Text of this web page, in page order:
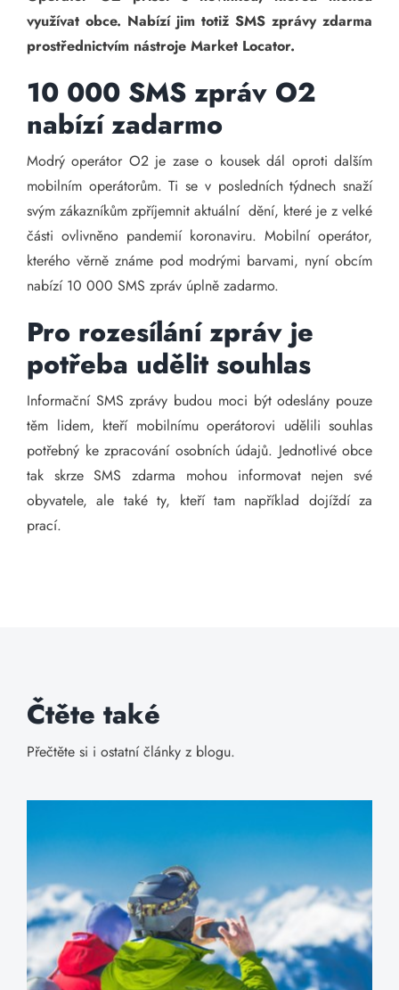
využívat obce. Nabízí jim totiž SMS zprávy zdarma
prostřednictvím nástroje Market Locator.
10 000 SMS zpráv O2
nabízí zadarmo
Modrý operátor O2 je zase o kousek dál oproti dalším
mobilním operátorům. Ti se v posledních týdnech snaží
svým zákazníkům zpříjemnit aktuální dění, které je z velké
části ovlivněno pandemií koronaviru. Mobilní operátor,
kterého věrně známe pod modrými barvami, nyní obcím
nabízí 10 000 SMS zpráv úplně zadarmo.
Pro rozesílání zpráv je
potřeba udělit souhlas
Informační SMS zprávy budou moci být odeslány pouze
těm lidem, kteří mobilnímu operátorovi udělili souhlas
potřebný ke zpracování osobních údajů. Jednotlivé obce
tak skrze SMS zdarma mohou informovat nejen své
obyvatele, ale také ty, kteří tam například dojíždí za
prací.
Čtěte také
Přečtěte si i ostatní články z blogu.